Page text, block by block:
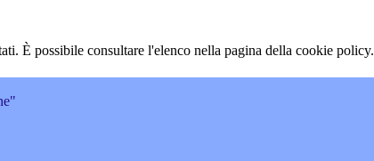
È possibile consultare l'elenco nella pagina della cookie policy.